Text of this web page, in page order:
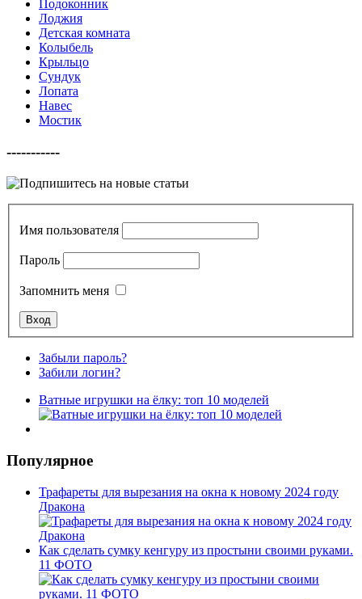
Подоконник
Лоджия
Детская комната
Колыбель
Крыльцо
Сундук
Лопата
Навес
Мостик
-----------
Имя пользователя
Пароль
Запомнить меня
Забыли пароль?
Забили логин?
Ватные игрушки на ёлку: топ 10 моделей
Популярное
Трафареты для вырезания на окна к новому 2024 году
Дракона
Как сделать сумку кенгуру из простыни своими руками.
11 ФОТО